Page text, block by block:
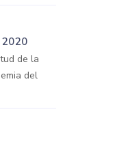
2020
de la
del